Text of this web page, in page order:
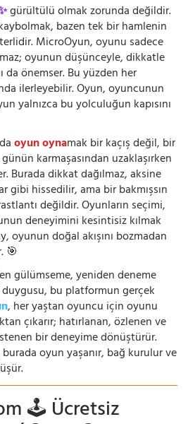
gürültülü olmak zorunda değildir.
bazen tek bir hamlenin
MicroOyun, oyunu sadece
oyunun düşünceyle, dikkatle
önemser. Bu yüzden her
ilerleyebilir. Oyun, oyuncunun
yalnızca bu yolculuğun kapısını
oyun oynamak bir kaçış değil, bir
karmaşasından uzaklaşırken
Burada dikkat dağılmaz, aksine
gibi hissedilir, ama bir bakmışsın
değildir. Oyunların seçimi,
deneyimini kesintisiz kılmak
oyunun doğal akışını bozmadan
🎯
gülümseme, yeniden deneme
bu platformun gerçek
, her yaştan oyuncu için oyunu
çıkarır; hatırlanan, özlenen ve
bir deneyime dönüştürür.
oyun yaşanır, bağ kurulur ve
🕹️ Ücretsiz